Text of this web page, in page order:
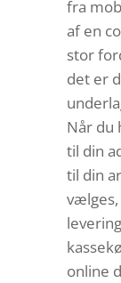
fra
af en
stor
det er
Når du
til din
til din
vælges,
online